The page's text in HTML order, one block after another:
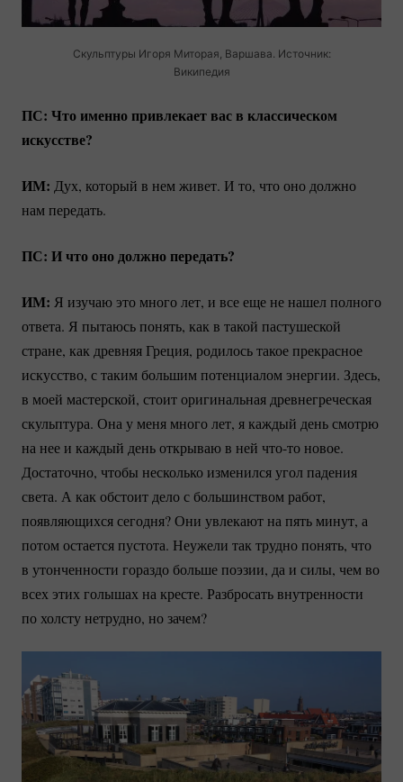
Скульптуры Игоря Миторая, Варшава. Источник:
Википедия
ПС: Что именно привлекает вас в классическом
искусстве?
ИМ: Дух, который в нем живет. И то, что оно должно
нам передать.
ПС: И что оно должно передать?
ИМ: Я изучаю это много лет, и все еще не нашел полного
ответа. Я пытаюсь понять, как в такой пастушеской
стране, как древняя Греция, родилось такое прекрасное
искусство, с таким большим потенциалом энергии. Здесь,
в моей мастерской, стоит оригинальная древнегреческая
скульптура. Она у меня много лет, я каждый день смотрю
на нее и каждый день открываю в ней что-тоновое.
Достаточно, чтобы несколько изменился угол падения
света. А как обстоит дело с большинством работ,
появляющихся сегодня? Они увлекают на пять минут, а
потом остается пустота. Неужели так трудно понять, что
в утонченности гораздо больше поэзии, да и силы, чем во
всех этих голышах на кресте. Разбросать внутренности
по холсту нетрудно, но зачем?